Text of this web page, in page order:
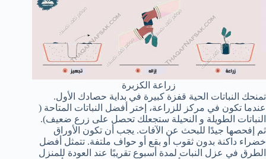
زراعة الكزبرة
تمنحك النباتات الحية قفزة كبيرة في بداية حصادك الأول.
عندما تكون في مركز للزراعة، إختر أفضل النباتات المتاحة (
النباتات الطويلة و النحيلة ستجعلك تحصل على زرع ضعيف).
ثم إفحصها جيدًا للبحث عن الآفات. يجب أن تكون الأوراق
خضراء داكنة بدون ثقوب أو بقع أو حواف ملتفة. تتمثل أفضل
الطرق في عزل النبات لمدة أسبوع تقريبًا عند العودة للمنزل